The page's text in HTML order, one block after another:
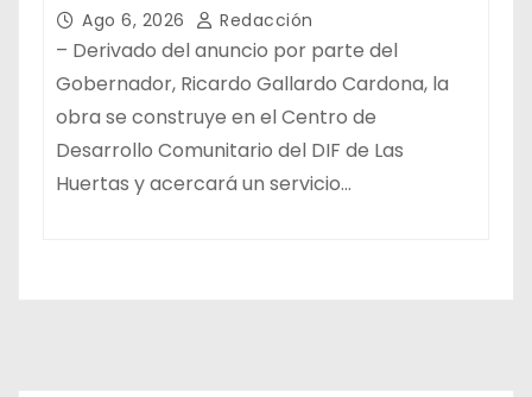
Ago 6, 2026 Redacción
– Derivado del anuncio por parte del
Gobernador, Ricardo Gallardo Cardona, la
obra se construye en el Centro de
Desarrollo Comunitario del DIF de Las
Huertas y acercará un servicio…